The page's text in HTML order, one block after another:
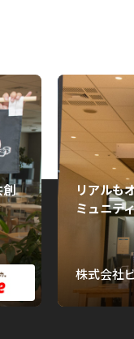
リアルも
ミュニテ
株式会社